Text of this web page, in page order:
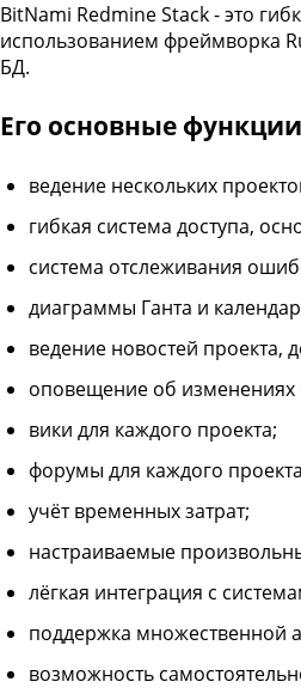
BitNami Redmine Stack - это
использованием фреймворка
БД.
Его основные функции
ведение нескольких
гибкая система доступа,
система отслеживания
диаграммы Ганта и
ведение новостей проекта,
оповещение об изменениях
вики для каждого проекта;
форумы для каждого
учёт временных затрат;
настраиваемые
лёгкая интеграция с
поддержка множественной
возможность